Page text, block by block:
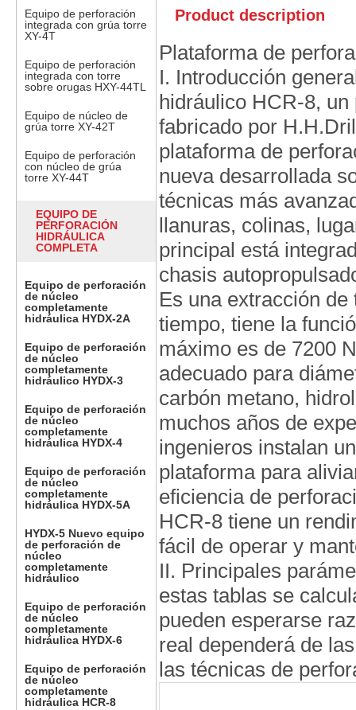
Equipo de perforación
integrada con grúa torre
XY-4T
Equipo de perforación
integrada con torre
sobre orugas HXY-44TL
Equipo de núcleo de
grúa torre XY-42T
Equipo de perforación
con núcleo de grúa
torre XY-44T
EQUIPO DE
PERFORACIÓN
HIDRÁULICA
COMPLETA
Equipo de perforación
de núcleo
completamente
hidráulica HYDX-2A
Equipo de perforación
de núcleo
completamente
hidráulico HYDX-3
Equipo de perforación
de núcleo
completamente
hidráulica HYDX-4
Equipo de perforación
de núcleo
completamente
hidráulica HYDX-5A
HYDX-5 Nuevo equipo
de perforación de
núcleo
completamente
hidráulico
Equipo de perforación
de núcleo
completamente
hidráulica HYDX-6
Equipo de perforación
de núcleo
completamente
hidráulica HCR-8
Product description
Plataforma de
I. Introducción
hidráulico HCR-8,
fabricado por
plataforma de
nueva desarrollada
técnicas más
llanuras, colinas,
principal está
chasis
Es una extracción
tiempo, tiene la
máximo es de 7200
adecuado para
carbón metano,
muchos años de
ingenieros instalan
plataforma para
eficiencia de
HCR-8 tiene un
fácil de operar y
II. Principales
estas tablas se
pueden esperarse
real dependerá de
las técnicas de